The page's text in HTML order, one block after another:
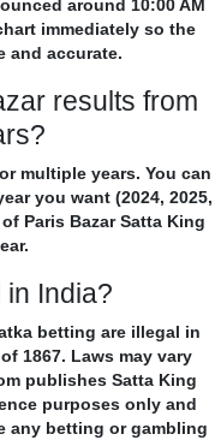
around 10:00 AM
immediately so the
and accurate.
results from
multiple years. You can
you want (2024, 2025,
Paris Bazar Satta King
in India?
betting are illegal in
1867. Laws may vary
publishes Satta King
purposes only and
any betting or gambling